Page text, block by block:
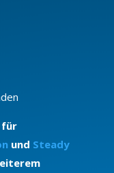
für
und Steady